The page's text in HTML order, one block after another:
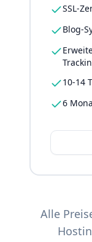
SSL-
Blog-
10-14
6
Alle